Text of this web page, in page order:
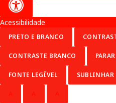
Acessibilidade
PRETO E BRANCO
CONTRASTE BRANCO
FONTE LEGÍVEL